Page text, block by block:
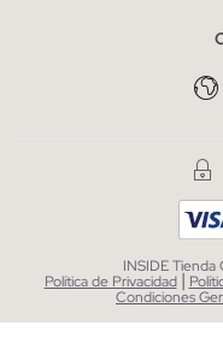
INSIDE Tienda
Política de Privacidad |
Condiciones